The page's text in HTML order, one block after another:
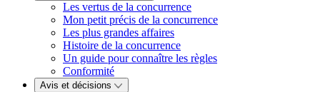
Les vertus de la concurrence
Mon petit précis de la concurrence
Les plus grandes affaires
Histoire de la concurrence
Un guide pour connaître les règles
Conformité
Avis et décisions